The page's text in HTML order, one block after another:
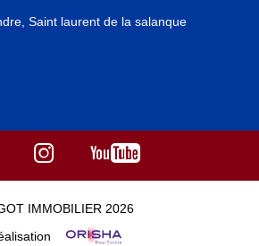
Saint laurent de la salanque
IMMOBILIER 2026